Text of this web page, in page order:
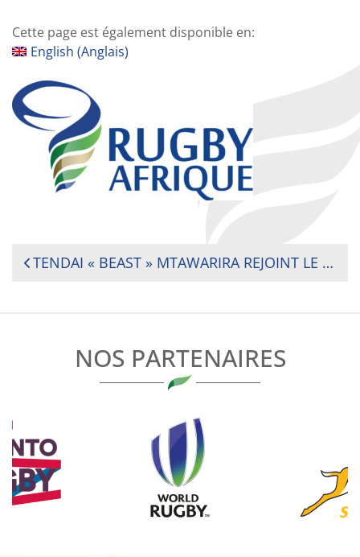
Cette page est également disponible en:
English (Anglais)
NAVIGATION
TENDAI « BEAST » MTAWARIRA REJOINT LE JURY DU PRIX DES MÉDIAS ET DE LA PHOTOGRAPHIE DE RUGBY AFRIQUE
NOS PARTENAIRES